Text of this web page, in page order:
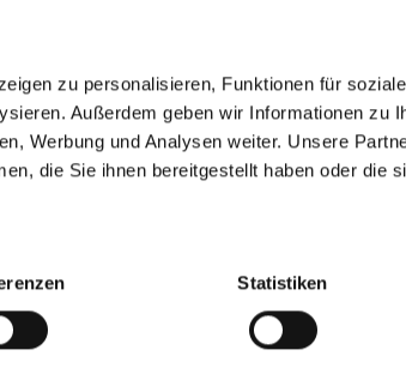
zu personalisieren, Funktionen für
Außerdem geben wir Informationen zu
Werbung und Analysen weiter. Unsere
die Sie ihnen bereitgestellt haben oder die
Statistiken